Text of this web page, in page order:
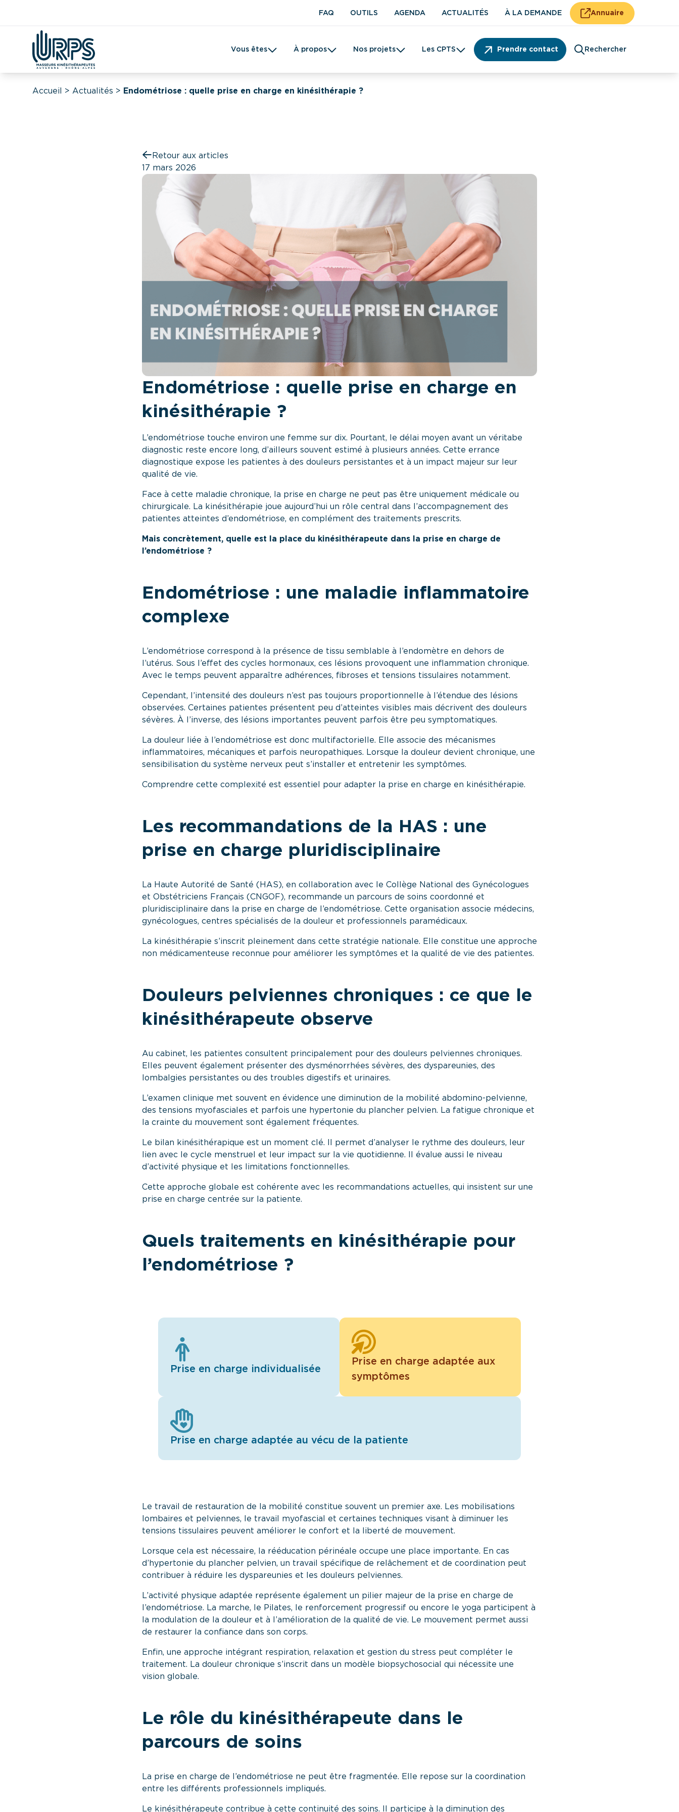
FAQ OUTILS AGENDA ACTUALITÉS À LA DEMANDE Annuaire
Vous êtes À propos Nos projets Les CPTS Prendre contact Rechercher
Covid DAC CPTS Démographie Prévention Femme Tabac
Accueil > Actualités > Endométriose : quelle prise en charge en kinésithérapie ?
Retour aux articles
17 mars 2026
Endométriose : quelle prise en charge en
kinésithérapie ?
L’endométriose touche environ une femme sur dix. Pourtant, le délai moyen avant un véritabe
diagnostic reste encore long, d’ailleurs souvent estimé à plusieurs années. Cette errance
diagnostique expose les patientes à des douleurs persistantes et à un impact majeur sur leur
qualité de vie.
Face à cette maladie chronique, la prise en charge ne peut pas être uniquement médicale ou
chirurgicale. La kinésithérapie joue aujourd’hui un rôle central dans l’accompagnement des
patientes atteintes d’endométriose, en complément des traitements prescrits.
Mais concrètement, quelle est la place du kinésithérapeute dans la prise en charge de
l’endométriose ?
Endométriose : une maladie inflammatoire
complexe
L’endométriose correspond à la présence de tissu semblable à l’endomètre en dehors de
l’utérus. Sous l’effet des cycles hormonaux, ces lésions provoquent une inflammation chronique.
Avec le temps peuvent apparaître adhérences, fibroses et tensions tissulaires notamment.
Cependant, l’intensité des douleurs n’est pas toujours proportionnelle à l’étendue des lésions
observées. Certaines patientes présentent peu d’atteintes visibles mais décrivent des douleurs
sévères. À l’inverse, des lésions importantes peuvent parfois être peu symptomatiques.
La douleur liée à l’endométriose est donc multifactorielle. Elle associe des mécanismes
inflammatoires, mécaniques et parfois neuropathiques. Lorsque la douleur devient chronique, une
sensibilisation du système nerveux peut s’installer et entretenir les symptômes.
Comprendre cette complexité est essentiel pour adapter la prise en charge en kinésithérapie.
Les recommandations de la HAS : une
prise en charge pluridisciplinaire
La Haute Autorité de Santé (HAS), en collaboration avec le Collège National des Gynécologues
et Obstétriciens Français (CNGOF), recommande un parcours de soins coordonné et
pluridisciplinaire dans la prise en charge de l’endométriose. Cette organisation associe médecins,
gynécologues, centres spécialisés de la douleur et professionnels paramédicaux.
La kinésithérapie s’inscrit pleinement dans cette stratégie nationale. Elle constitue une approche
non médicamenteuse reconnue pour améliorer les symptômes et la qualité de vie des patientes.
Douleurs pelviennes chroniques : ce que le
kinésithérapeute observe
Au cabinet, les patientes consultent principalement pour des douleurs pelviennes chroniques.
Elles peuvent également présenter des dysménorrhées sévères, des dyspareunies, des
lombalgies persistantes ou des troubles digestifs et urinaires.
L’examen clinique met souvent en évidence une diminution de la mobilité abdomino-pelvienne,
des tensions myofasciales et parfois une hypertonie du plancher pelvien. La fatigue chronique et
la crainte du mouvement sont également fréquentes.
Le bilan kinésithérapique est un moment clé. Il permet d’analyser le rythme des douleurs, leur
lien avec le cycle menstruel et leur impact sur la vie quotidienne. Il évalue aussi le niveau
d’activité physique et les limitations fonctionnelles.
Cette approche globale est cohérente avec les recommandations actuelles, qui insistent sur une
prise en charge centrée sur la patiente.
Quels traitements en kinésithérapie pour
l’endométriose ?
Prise en charge individualisée
Prise en charge adaptée aux
symptômes
Prise en charge adaptée au vécu de la patiente
Le travail de restauration de la mobilité constitue souvent un premier axe. Les mobilisations
lombaires et pelviennes, le travail myofascial et certaines techniques visant à diminuer les
tensions tissulaires peuvent améliorer le confort et la liberté de mouvement.
Lorsque cela est nécessaire, la rééducation périnéale occupe une place importante. En cas
d’hypertonie du plancher pelvien, un travail spécifique de relâchement et de coordination peut
contribuer à réduire les dyspareunies et les douleurs pelviennes.
L’activité physique adaptée représente également un pilier majeur de la prise en charge de
l’endométriose. La marche, le Pilates, le renforcement progressif ou encore le yoga participent à
la modulation de la douleur et à l’amélioration de la qualité de vie. Le mouvement permet aussi
de restaurer la confiance dans son corps.
Enfin, une approche intégrant respiration, relaxation et gestion du stress peut compléter le
traitement. La douleur chronique s’inscrit dans un modèle biopsychosocial qui nécessite une
vision globale.
Le rôle du kinésithérapeute dans le
parcours de soins
La prise en charge de l’endométriose ne peut être fragmentée. Elle repose sur la coordination
entre les différents professionnels impliqués.
Le kinésithérapeute contribue à cette continuité des soins. Il participe à la diminution des